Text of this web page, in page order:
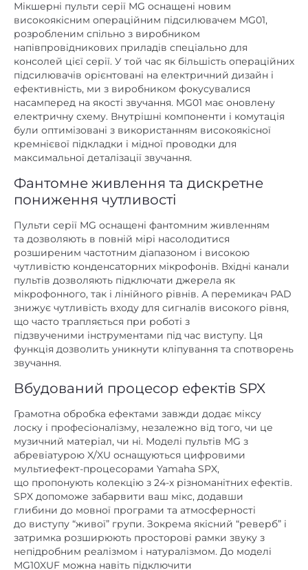
Мікшерні пульти серії MG оснащені новим
високоякісним операційним підсилювачем MG01,
розробленим спільно з виробником
напівпровідникових приладів спеціально для
консолей цієї серії. У той час як більшість операційних
підсилювачів орієнтовані на електричний дизайн і
ефективність, ми з виробником фокусувалися
насамперед на якості звучання. MG01 має оновлену
електричну схему. Внутрішні компоненти і комутація
були оптимізовані з використанням високоякісної
кремнієвої підкладки і мідної проводки для
максимальної деталізації звучання.
Фантомне живлення та дискретне
пониження чутливості
Пульти серії MG оснащені фантомним живленням
та дозволяють в повній мірі насолодитися
розширеним частотним діапазоном і високою
чутливістю конденсаторних мікрофонів. Вхідні канали
пультів дозволяють підключати джерела як
мікрофонного, так і лінійного рівнів. А перемикач PAD
знижує чутливість входу для сигналів високого рівня,
що часто трапляється при роботі з
підзвученими інструментами під час виступу. Ця
функція дозволить уникнути кліпування та спотворень
звучання.
Вбудований процесор ефектів SPX
Грамотна обробка ефектами завжди додає міксу
лоску і професіоналізму, незалежно від того, чи це
музичний матеріал, чи ні. Моделі пультів MG з
абревіатурою X/XU оснащуються цифровими
мультиефект-процесорами Yamaha SPX,
що пропонують колекцію з 24-х різноманітних ефектів.
SPX допоможе забарвити ваш мікс, додавши
глибини до мовної програми та атмосферності
до виступу “живої” групи. Зокрема якісний “реверб” і
затримка розширюють просторові рамки звуку з
непідробним реалізмом і натуралізмом. До моделі
MG10XUF можна навіть підключити